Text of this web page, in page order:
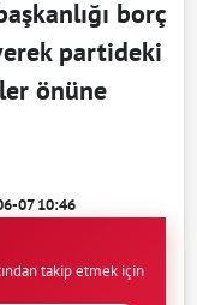
borç
partideki
önüne
07 10:46
takip etmek için